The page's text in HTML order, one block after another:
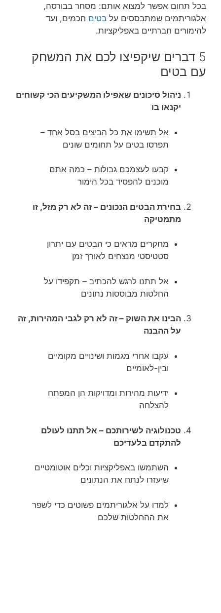
בכל תחום אפשר למצוא אותם: מסחר בבורסה,
אלגוריתמים שמתבססים על בטים חכמים, ועד
להימורים חברתיים באפליקציות.
5 דברים שיקפיצו לכם את המשחק
עם בטים
ניהול סיכונים שאפילו המשקיעים הכי קשוחים
יקנאו בו
אל תשימו את כל הביצים בסל אחד –
תפרסו בטים על תחומים שונים
קבעו לעצמכם גבולות – כמה אתם
מוכנים להפסיד בכל הימור
בחירת הבטים הנכונים – זה לא רק מזל, זו
מתמטיקה
מחקרים מראים כי הבטים עם יתרון
סטטיסטי מנצחים לאורך זמן
אל תתנו לרגש להכתיב – תקפידו על
החלטות מבוססות נתונים
הבינו את השוק – זה לא רק לגבי המהירות, זה
על ההבנה
עקבו אחרי מגמות ושינויים מקומיים
ובין-לאומיים
ידיעות מהירות ומדויקות הן המפתח
להצלחה
טכנולוגיה לשירותכם – אל תתנו לעולם
להתקדם בלעדיכם
השתמשו באפליקציות וכלים אוטומטיים
שיעזרו לנתח את הנתונים
למדו על אלגוריתמים פשוטים כדי לשפר
את ההחלטות שלכם